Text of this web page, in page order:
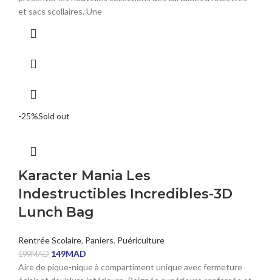
et sacs scollaires. Une
-25%Sold out
Karacter Mania Les
Indestructibles Incredibles-3D
Lunch Bag
Rentrée Scolaire, Paniers, Puériculture
199MAD 149MAD
Aire de pique-nique à compartiment unique avec fermeture